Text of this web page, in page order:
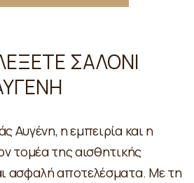
ΣΑΛΟΝΙ
Αυγένη, η εμπειρία και η
τομέα της αισθητικής
ασφαλή αποτελέσματα. Με τη